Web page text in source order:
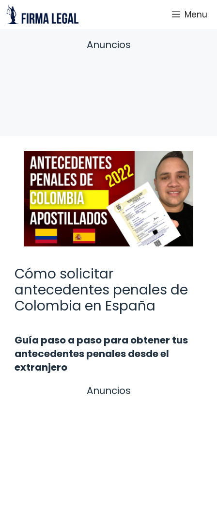
Saltar
al
Menu
Anuncios
Cómo solicitar
antecedentes penales de
Colombia en España
Guía paso a paso para obtener tus
antecedentes penales desde el
extranjero
Anuncios